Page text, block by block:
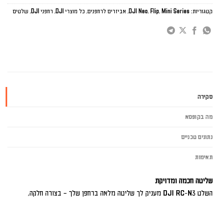
קטגוריות: DJI Neo, Flip, Mini Series
, אביזרים לרחפנים, כל מוצרי DJI , רחפני DJI , שלטים
סקירה
מה בקופסא
נתונים טכניים
תאימות
שליטה חכמה ומדויקת
השלט DJI RC-N3 מעניק לך שליטה מלאה ברחפן שלך – בצורה חלקה,